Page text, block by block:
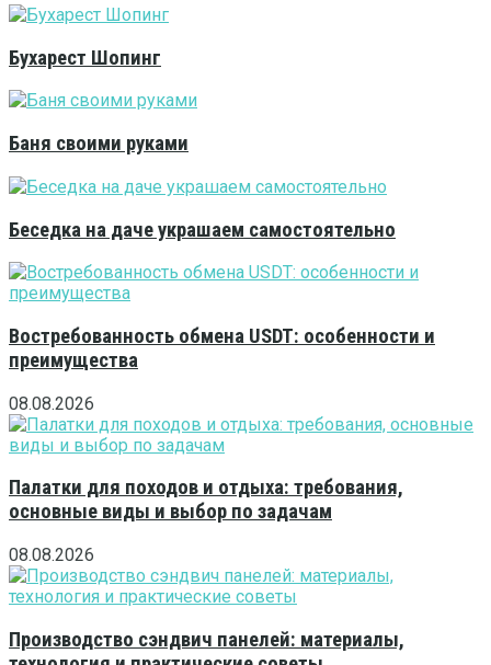
Бухарест Шопинг
Баня своими руками
Беседка на даче украшаем самостоятельно
Востребованность обмена USDT: особенности и
преимущества
08.08.2026
Палатки для походов и отдыха: требования,
основные виды и выбор по задачам
08.08.2026
Производство сэндвич панелей: материалы,